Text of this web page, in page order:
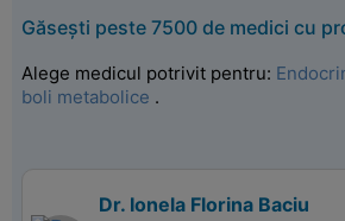
Găsești peste 7500 de medici cu
Alege medicul potrivit pentru:
boli metabolice .
Dr. Ionela Florina Baciu